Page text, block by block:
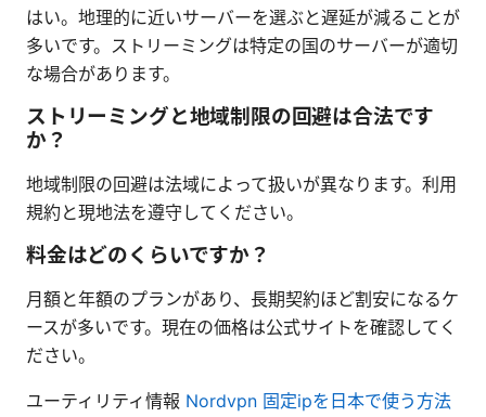
はい。地理的に近いサーバーを選ぶと遅延が減ることが
多いです。ストリーミングは特定の国のサーバーが適切
な場合があります。
ストリーミングと地域制限の回避は合法です
か？
地域制限の回避は法域によって扱いが異なります。利用
規約と現地法を遵守してください。
料金はどのくらいですか？
月額と年額のプランがあり、長期契約ほど割安になるケ
ースが多いです。現在の価格は公式サイトを確認してく
ださい。
ユーティリティ情報 Nordvpn 固定ipを日本で使う方法